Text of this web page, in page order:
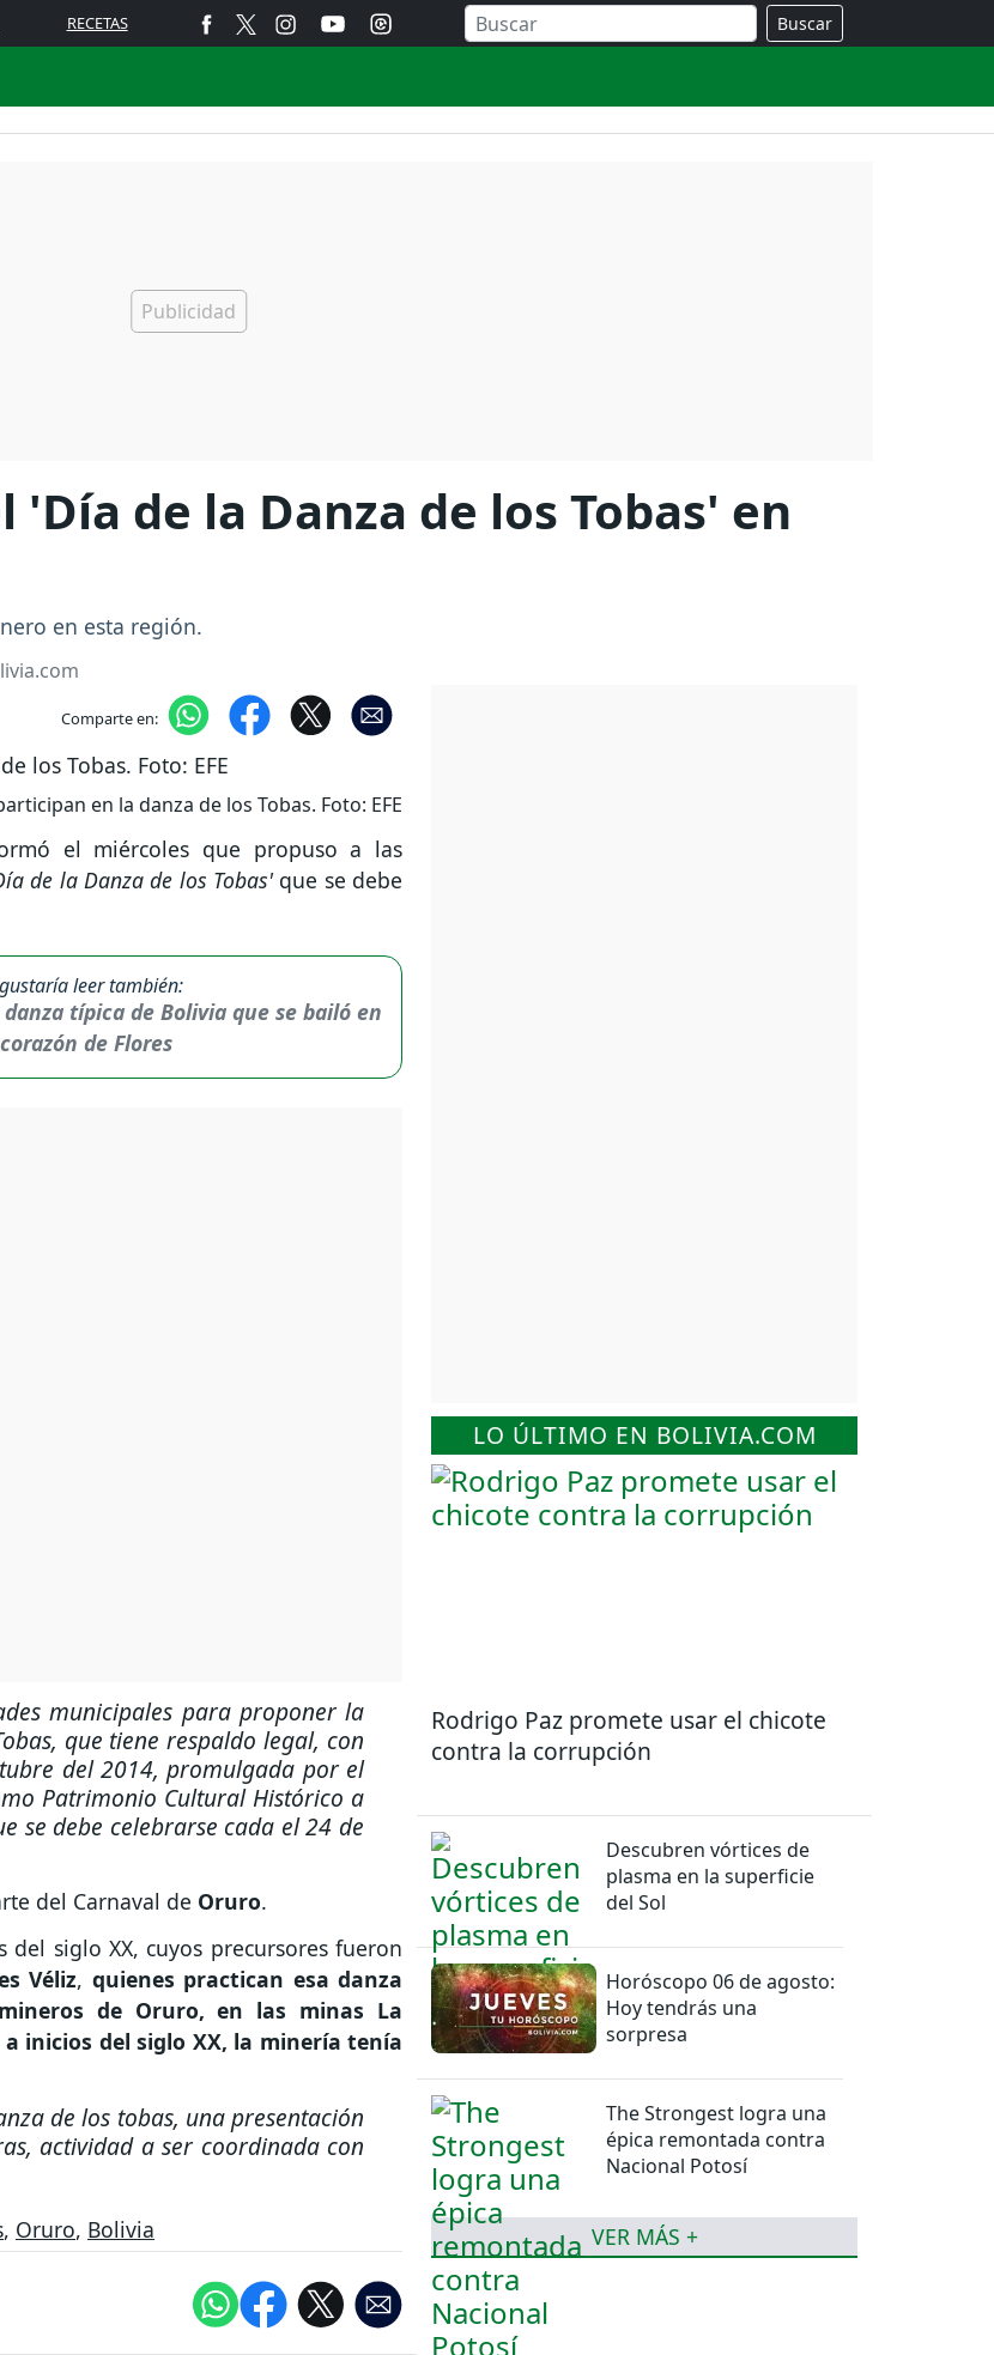
RECETAS Buscar
de la Danza de los Tobas' en
en esta región.
Comparte en:
en la danza de los Tobas. Foto: EFE
el miércoles que propuso a las
de la Danza de los Tobas' que se debe
leer también:
danza típica de Bolivia que se bailó en
de Flores
municipales para proponer la
que tiene respaldo legal, con
del 2014, promulgada por el
Patrimonio Cultural Histórico a
se debe celebrarse cada el 24 de
del Carnaval de Oruro.
siglo XX, cuyos precursores fueron
Véliz, quienes practican esa danza
de Oruro, en las minas La
inicios del siglo XX, la minería tenía
de los tobas, una presentación
actividad a ser coordinada con
, Oruro, Bolivia
LO ÚLTIMO EN BOLIVIA.COM
Rodrigo Paz promete usar el chicote
contra la corrupción
Descubren vórtices de
plasma en la superficie
del Sol
Horóscopo 06 de agosto:
Hoy tendrás una
sorpresa
The Strongest logra una
épica remontada contra
Nacional Potosí
VER MÁS +